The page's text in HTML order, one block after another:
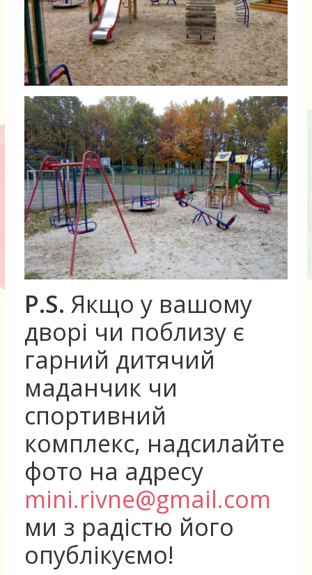
P.S. Якщо у вашому
дворі чи поблизу є
гарний дитячий
маданчик чи
спортивний
комплекс, надсилайте
фото на адресу
mini.rivne@gmail.com
ми з радістю його
опублікуємо!